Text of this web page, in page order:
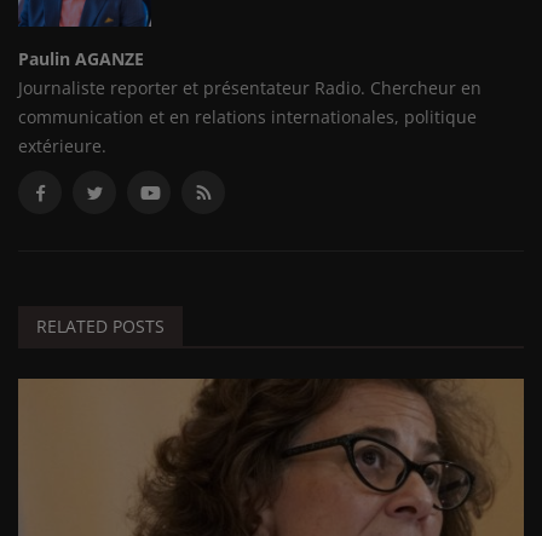
Paulin AGANZE
Journaliste reporter et présentateur Radio. Chercheur en
communication et en relations internationales, politique
extérieure.
RELATED POSTS